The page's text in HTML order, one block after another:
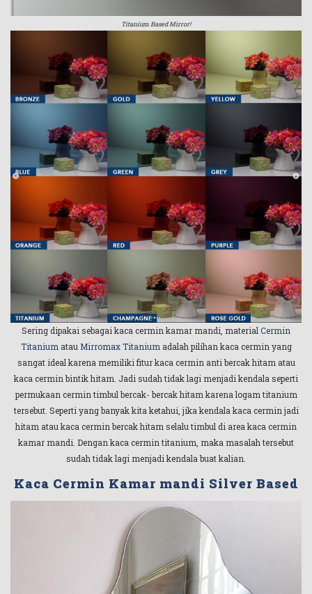
Titanium Based Mirror!
Sering dipakai sebagai kaca cermin kamar mandi, materialCermin
Titaniumatau Mirromax Titaniumadalah pilihan kaca cermin yang
sangat ideal karena memiliki fitur kaca cermin anti bercak hitam atau
kaca cermin bintik hitam. Jadi sudah tidak lagi menjadi kendala seperti
permukaan cermin timbul bercak- bercak hitam karena logam titanium
tersebut. Seperti yang banyak kita ketahui, jika kendala kaca cermin jadi
hitam atau kaca cermin bercak hitam selalu timbul di area kaca cermin
kamar mandi. Dengan kaca cermin titanium, maka masalah tersebut
sudah tidak lagi menjadi kendala buat kalian.
Kaca Cermin Kamar mandi Silver Based